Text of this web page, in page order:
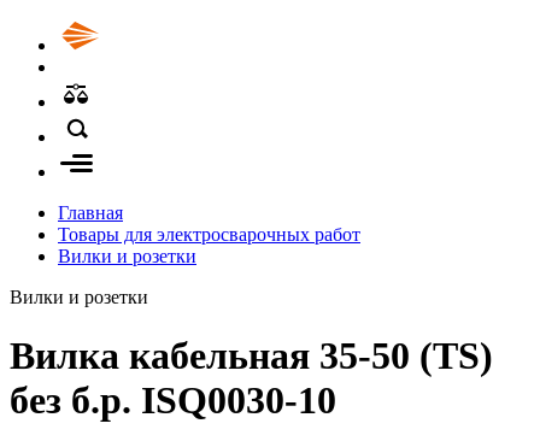
Главная
Товары для электросварочных работ
Вилки и розетки
Вилки и розетки
Вилка кабельная 35-50 (TS)
без б.р. ISQ0030-10